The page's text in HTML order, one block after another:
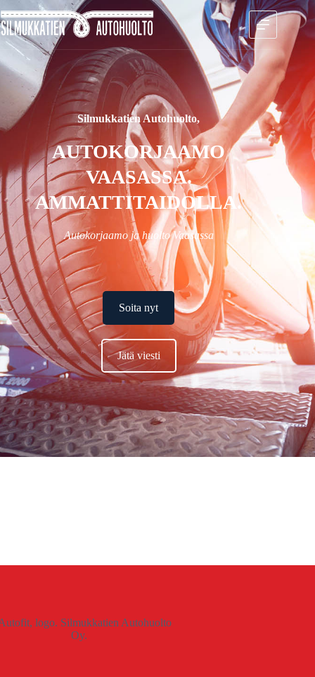
Silmukkatien Autohuolto,
AUTOKORJAAMO
VAASASSA.
AMMATTITAIDOLLA.
Autokorjaamo ja huolto Vaasassa
Soita nyt
Jätä viesti